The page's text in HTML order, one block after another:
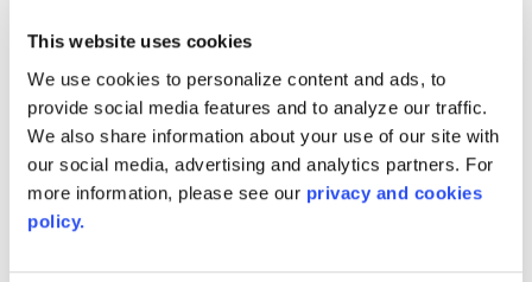
This website uses cookies
We use cookies to personalize content and ads, to
provide social media features and to analyze our traffic.
We also share information about your use of our site with
our social media, advertising and analytics partners. For
more information, please see our privacy and cookies
policy.
winkeldisplays en als een perfecte vervanging voor
gebruikt op installaties zonder warmtebron in de
buurt.
TANDAARD FORMAAT en KLEUROPTIES!
SUPER WHITE 8026
WHITE 8016